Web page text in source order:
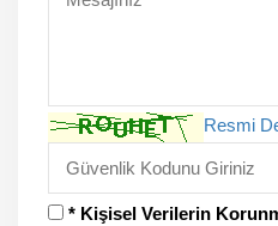
Resmi
* Kişisel Verilerin